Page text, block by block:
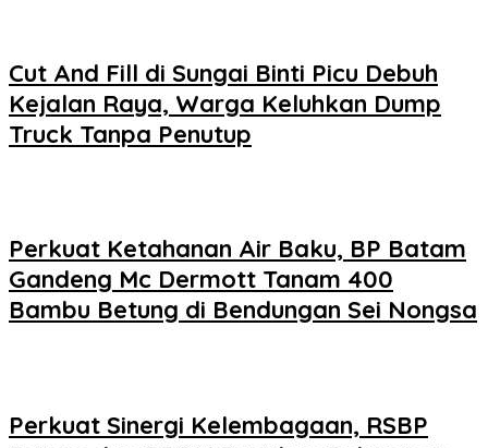
Cut And Fill di Sungai Binti Picu Debuh
Kejalan Raya, Warga Keluhkan Dump
Truck Tanpa Penutup
Perkuat Ketahanan Air Baku, BP Batam
Gandeng Mc Dermott Tanam 400
Bambu Betung di Bendungan Sei Nongsa
Perkuat Sinergi Kelembagaan, RSBP